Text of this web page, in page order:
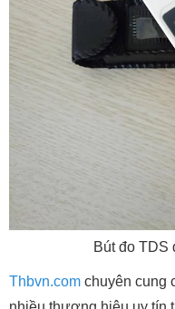
Bút đo TDS
Thbvn.com chuyên cung